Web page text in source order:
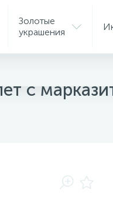
Золотые
украшения
с